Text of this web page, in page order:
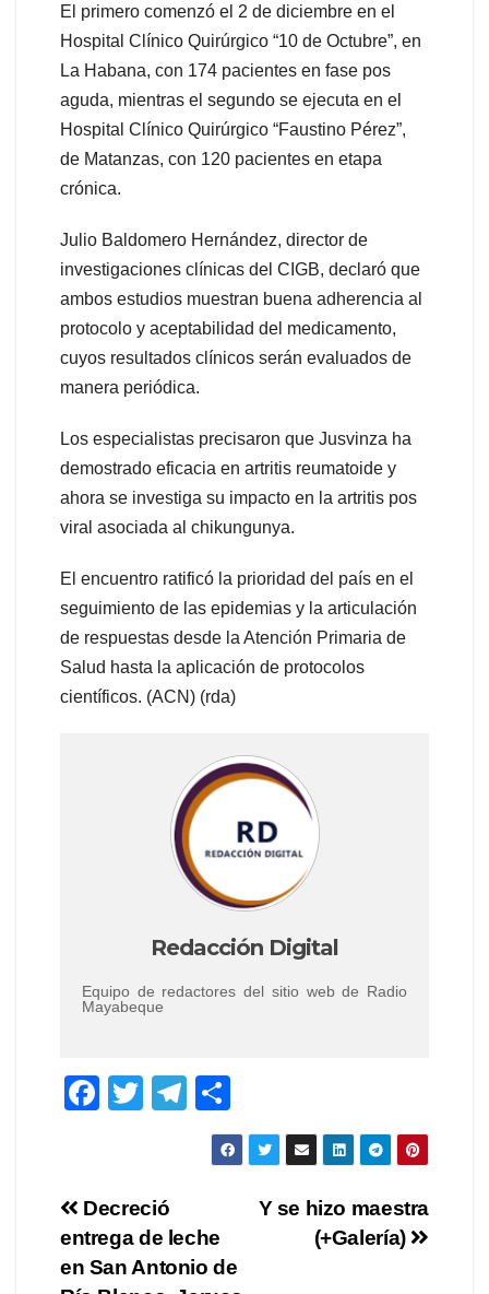
El primero comenzó el 2 de diciembre en el
Hospital Clínico Quirúrgico “10 de Octubre”, en
La Habana, con 174 pacientes en fase pos
aguda, mientras el segundo se ejecuta en el
Hospital Clínico Quirúrgico “Faustino Pérez”,
de Matanzas, con 120 pacientes en etapa
crónica.
Julio Baldomero Hernández, director de
investigaciones clínicas del CIGB, declaró que
ambos estudios muestran buena adherencia al
protocolo y aceptabilidad del medicamento,
cuyos resultados clínicos serán evaluados de
manera periódica.
Los especialistas precisaron que Jusvinza ha
demostrado eficacia en artritis reumatoide y
ahora se investiga su impacto en la artritis pos
viral asociada al chikungunya.
El encuentro ratificó la prioridad del país en el
seguimiento de las epidemias y la articulación
de respuestas desde la Atención Primaria de
Salud hasta la aplicación de protocolos
científicos. (ACN) (rda)
Redacción Digital
Equipo de redactores del sitio web de Radio
Mayabeque
F
e
b
o
T
er
T
el
a
m
o
m
tir
Navegación
de
Y se hizo maestra
(+Galería)
Decreció
entrega de leche
en San Antonio de